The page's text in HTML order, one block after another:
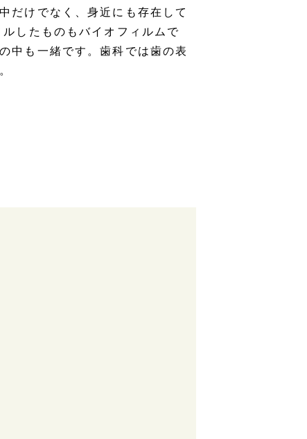
だけでなく、身近にも存在して
したものもバイオフィルムで
中も一緒です。歯科では歯の表